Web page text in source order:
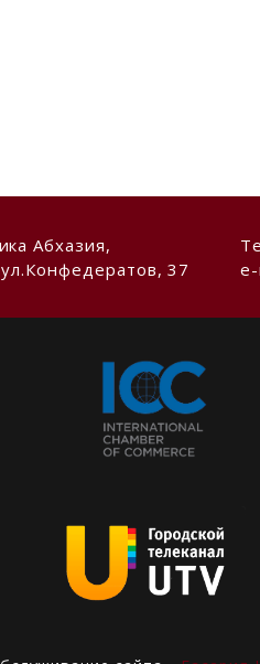
Абхазия,
37